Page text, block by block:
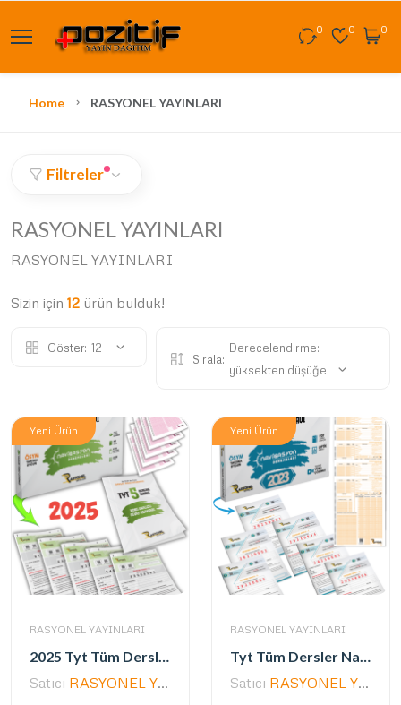
0 0 0
Home RASYONEL YAYINLARI
Filtreler
RASYONEL YAYINLARI
RASYONEL YAYINLARI
Sizin için 12 ürün bulduk!
Göster: 12
Sırala:
Derecelendirme:
yüksekten düşüğe
Yeni Ürün
RASYONEL YAYINLARI
2025 Tyt Tüm Dersler Navigasyon 5'li Genel Deneme Seti (ÖSYM AYARINDA)
Satıcı RASYONEL YAYINLARI
Yeni Ürün
RASYONEL YAYINLARI
Tyt Tüm Dersler Navigasyon 6 lı Genel Deneme Seti (Müfredata Uygun-ÖSYM Ayarında)
Satıcı RASYONEL YAYINLARI